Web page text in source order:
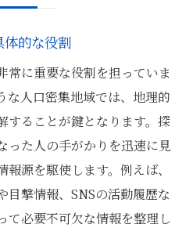
体的な役割
常に重要な役割を担っていま
な人口密集地域では、地理的
することが鍵となります。探
った人の手がかりを迅速に見
源を駆使します。例えば、
目撃情報、SNSの活動履歴な
て必要不可欠な情報を整理し